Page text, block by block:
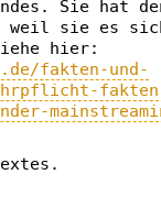
Sie hat
weil sie es
hier:
fakten-und-